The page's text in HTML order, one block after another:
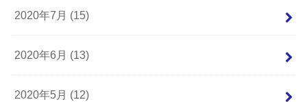
2020年7月 (15)
2020年6月 (13)
2020年5月 (12)